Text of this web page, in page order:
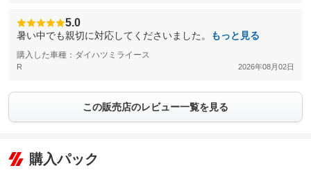
5.0
暑い中でも親切に対応してくださいました。 もっと見る
購入した車種：ダイハツミライース
R 2026年08月02日
この販売店のレビュー一覧を見る
購入パック